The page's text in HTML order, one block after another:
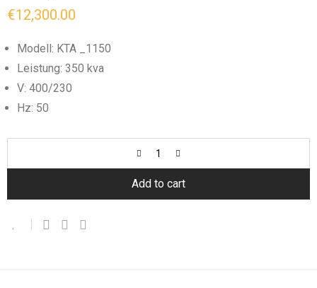
€12,300.00
Modell: KTA _1150
Leistung: 350 kva
V: 400/230
Hz: 50
Add to cart